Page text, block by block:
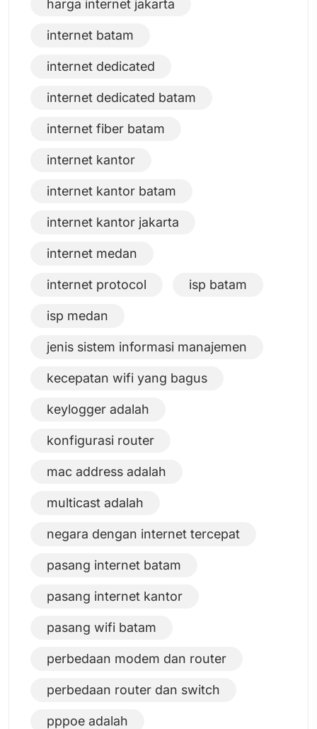
harga internet jakarta
internet batam
internet dedicated
internet dedicated batam
internet fiber batam
internet kantor
internet kantor batam
internet kantor jakarta
internet medan
internet protocol isp batam
isp medan
jenis sistem informasi manajemen
kecepatan wifi yang bagus
keylogger adalah
konfigurasi router
mac address adalah
multicast adalah
negara dengan internet tercepat
pasang internet batam
pasang internet kantor
pasang wifi batam
perbedaan modem dan router
perbedaan router dan switch
pppoe adalah